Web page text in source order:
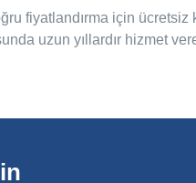
fiyatlandırma için
uzun yıllardır hizmet